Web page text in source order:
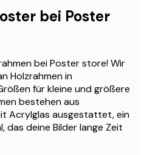
bei Poster
bei Poster store! Wir
Holzrahmen in
für kleine und größere
bestehen aus
Acrylglas ausgestattet, ein
das deine Bilder lange Zeit